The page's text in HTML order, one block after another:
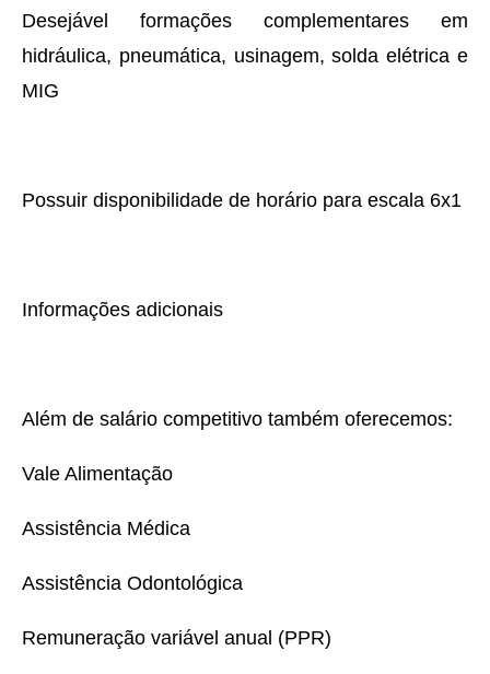
Desejável formações complementares em
hidráulica, pneumática, usinagem, solda elétrica e
MIG
Possuir disponibilidade de horário para escala 6x1
Informações adicionais
Além de salário competitivo também oferecemos:
Vale Alimentação
Assistência Médica
Assistência Odontológica
Remuneração variável anual (PPR)